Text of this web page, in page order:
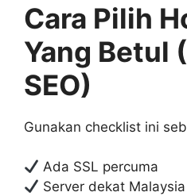
Cara Pilih
Yang Betul
SEO)
Gunakan checklist ini
Ada SSL percuma
Server dekat Malaysia